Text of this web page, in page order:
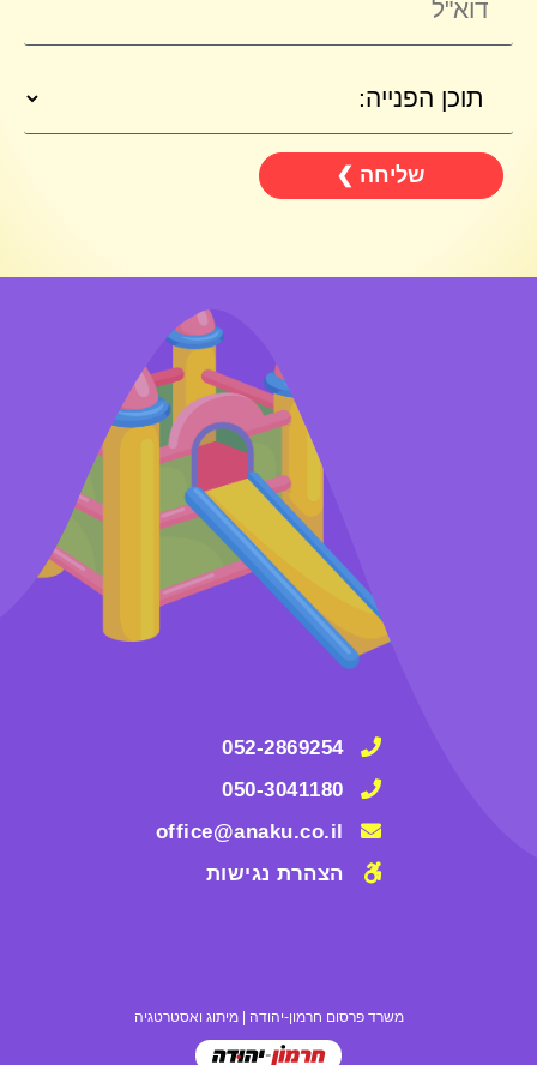
052-2869254
050-3041180
office@anaku.co.il
הצהרת נגישות
משרד פרסום חרמון-יהודה |מיתוג ואסטרטגיה